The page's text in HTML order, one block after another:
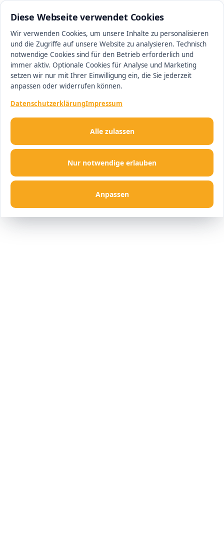
Diese Webseite verwendet Cookies
Wir verwenden Cookies, um unsere Inhalte zu personalisieren
und die Zugriffe auf unsere Website zu analysieren. Technisch
notwendige Cookies sind für den Betrieb erforderlich und
immer aktiv. Optionale Cookies für Analyse und Marketing
setzen wir nur mit Ihrer Einwilligung ein, die Sie jederzeit
anpassen oder widerrufen können.
DatenschutzerklärungImpressum
Nur notwendige erlauben
Anpassen
Alle zulassen